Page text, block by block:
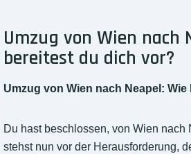
Umzug von Wien nach
bereitest du dich vor?
Umzug von Wien nach Neapel:
Du hast beschlossen, von Wien nach
stehst nun vor der Herausforderung,